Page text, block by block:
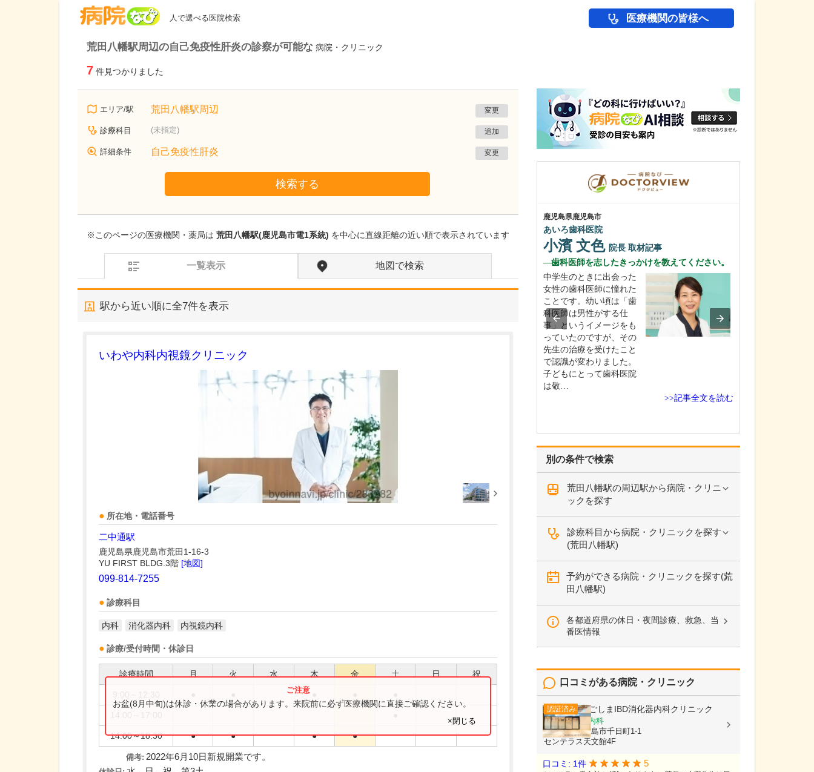
人で選べる医院検索 医療機関の皆様へ
荒田八幡駅周辺の自己免疫性肝炎の診察が可能な 病院・クリニック
7 件見つかりました
エリア/駅 荒田八幡駅周辺 変更
診療科目 (未指定) 追加
詳細条件 自己免疫性肝炎 変更
検索する
※このページの医療機関・薬局は 荒田八幡駅(鹿児島市電1系統) を中心に直線距離の近い順で表示されています
一覧表示 地図で検索
駅から近い順に全7件を表示
いわや内科内視鏡クリニック
所在地・電話番号
二中通駅
鹿児島県鹿児島市荒田1-16-3
YU FIRST BLDG.3階 [地図]
099-814-7255
診療科目
内科 消化器内科 内視鏡内科
診療/受付時間・休診日
診療時間 月 火 水 木 金 土 日 祝
14:00～18:30 ● ● ● ●
お盆(8月中旬)は休診・休業の場合があります。来院前に必ず医療機関に直接ご確認ください。
×閉じる
備考: 2022年6月10日新規開業です。
別の条件で検索
荒田八幡駅の周辺駅から病院・クリニ
ックを探す
診療科目から病院・クリニックを探す
(荒田八幡駅)
予約ができる病院・クリニックを探す(荒
田八幡駅)
各都道府県の休日・夜間診療、救急、当
番医情報
口コミがある病院・クリニック
認証済み かごしまIBD消化器内科クリニック
消化器内科, 内科
鹿児島県鹿児島市千日町1-1
センテラス天文館4F
口コミ: 1件 5
鹿児島県鹿児島市
あいろ歯科医院
小濱 文色 院長 取材記事
歯科医師を志したきっかけを教えてください。
中学生のときに出会った
女性の歯科医師に憧れた
ことです。幼い頃は「歯
科医師は男性がする仕
事」というイメージをも
っていたのですが、その
先生の治療を受けたこと
で認識が変わりました。
子どもにとって歯科医院
は敬…
>>記事全文を読む
茨城県那珂市
メディカルGPクリニック横堀
先生が日々の診療で大切にされていることを教
診療のなかで私が大切に
スタッフ全員がインカム
を装着して院内の状況
を…